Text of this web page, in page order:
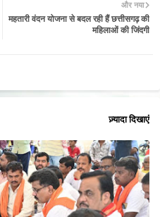
atsa
और नया
महतारी वंदन योजना से बदल रही हैं छत्तीसगढ़ की
महिलाओं की जिंदगी
ज़्यादा दिखाएं